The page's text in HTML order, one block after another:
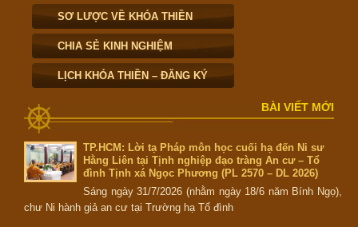
SƠ LƯỢC VỀ KHÓA THIỀN
CHIA SẺ KINH NGHIỆM
LỊCH KHÓA THIỀN – ĐĂNG KÝ
BÀI VIẾT MỚI
TP.HCM: Lời tạ Pháp môn học cuối hạ đến Ni sư
Hằng Liên tại Tịnh nghiệp đạo tràng An cư – Tổ
đình Tịnh xá Ngọc Phương (PL 2570 – DL 2026)
Sáng ngày 31/7/2026 (nhằm ngày 18/6 năm Bính Ngọ),
chư Ni hành giả an cư tại Trường hạ Tổ đình